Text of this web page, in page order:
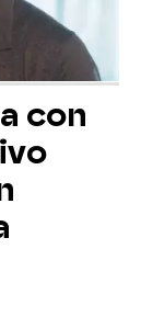
con